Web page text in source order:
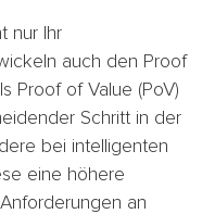
nur Ihr
auch den Proof
Proof of Value (PoV)
Schritt in der
bei intelligenten
eine höhere
an